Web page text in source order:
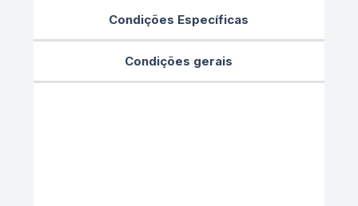
Condições Específicas
Condições gerais